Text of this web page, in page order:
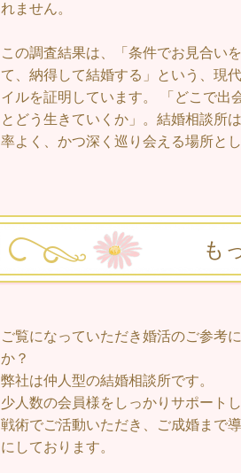
れません。
この調査結果は、「条件でお見合い
て、納得して結婚する」という、現
イルを証明しています。 「どこで出
とどう生きていくか」。結婚相談所
率よく、かつ深く巡り会える場所と
も
ご覧になっていただき婚活のご参考
か？
弊社は仲人型の結婚相談所です。
少人数の会員様をしっかりサポート
戦術でご活動いただき、ご成婚まで
にしております。